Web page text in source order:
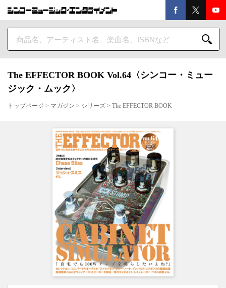
The EFFECTOR BOOK Vol.64〈シンコー・ミュー
ジック・ムック〉
トップページ > マガジン > シリーズ > The EFFECTOR BOOK